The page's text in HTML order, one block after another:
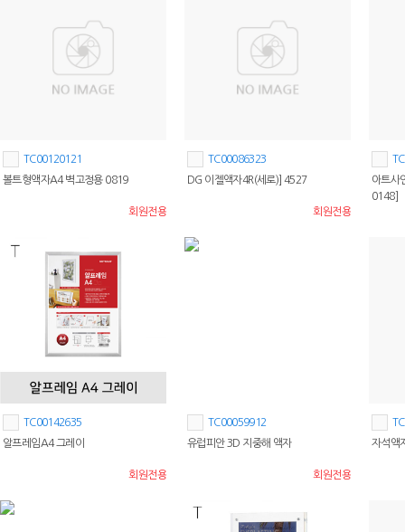
TC00120121
볼트형액자A4 벽고정용 0819
회원전용
TC00086323
DG 이젤액자4R(세로)] 4527
회원전용
아트사
0148]
TC00142635
알프레임A4 그레이
회원전용
TC00059912
유럽피안 3D 지중해 액자
회원전용
자석액